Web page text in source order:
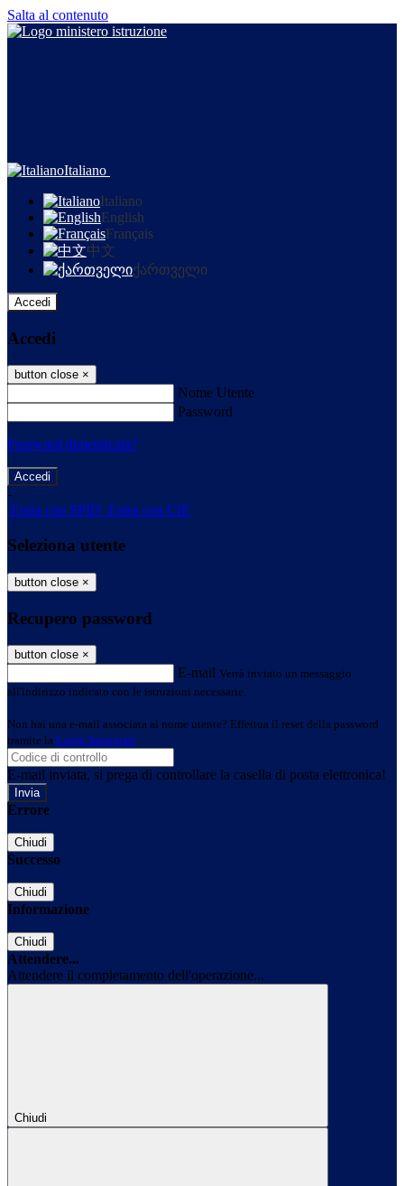
Salta al contenuto
Italiano
Italiano
English
Français
中文
ქართველი
Accedi
Accedi
button close ×
Nome Utente
Password
Password dimenticata?
-
Entra con SPID Entra con CIE
Seleziona utente
button close ×
Recupero password
button close ×
E-mail Verrà inviato un messaggio
all'indirizzo indicato con le istruzioni necessarie.
Non hai una e-mail associata al nome utente? Effettua il reset della password
tramite la Login Spaggiari
E-mail inviata, si prega di controllare la casella di posta elettronica!
Errore
Chiudi
Successo
Chiudi
Informazione
Chiudi
Attendere...
Attendere il completamento dell'operazione...
Chiudi